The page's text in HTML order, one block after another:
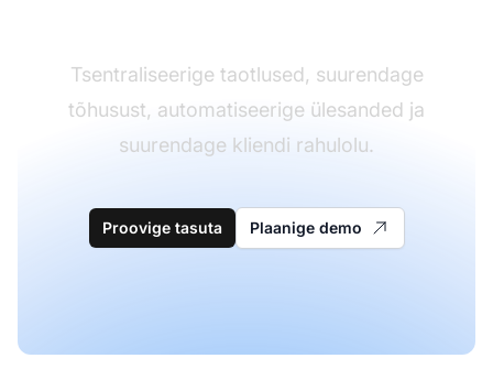
Tsentraliseerige taotlused, suurendage
tõhusust, automatiseerige ülesanded ja
suurendage kliendi rahulolu.
Proovige tasuta Plaanige demo